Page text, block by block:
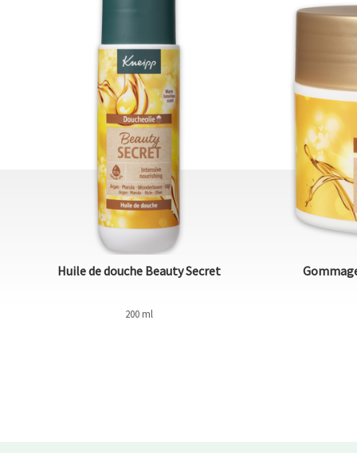
Huile de douche Beauty Secret
200 ml